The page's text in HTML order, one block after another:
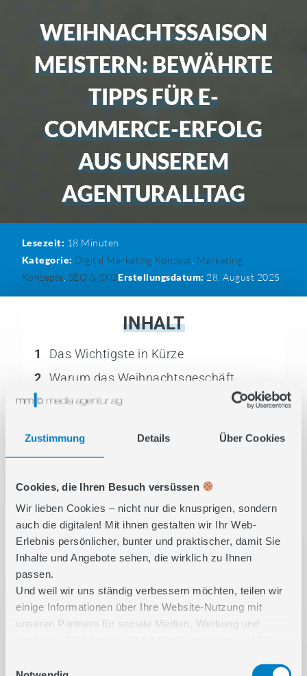
Zustimmung Details Über Cookies
Cookies, die Ihren Besuch versüssen
Wir lieben Cookies – nicht nur die knusprigen, sondern
auch die digitalen! Mit ihnen gestalten wir Ihr Web-
Erlebnis persönlicher, bunter und praktischer, damit Sie
Inhalte und Angebote sehen, die wirklich zu Ihnen
passen.
Und weil wir uns ständig verbessern möchten, teilen wir
einige Informationen über Ihre Website-Nutzung mit
unseren Partnern für soziale Medien, Werbung und
Features bieten. Unsere Partner kombinieren diese Infos
WEIHNACHTSSAISON
MEISTERN: BEWÄHRTE
TIPPS FÜR E-
COMMERCE-ERFOLG
AUS UNSEREM
AGENTURALLTAG
Lesezeit: 18 Minuten
Kategorie: Digital Marketing Konzept Marketing
Konzepte SEO & SXOErstellungsdatum: 28. August 2025
INHALT
1
Das Wichtigste in Kürze
2 Warum das Weihnachtsgeschäft
bereits im September beginnt
ROAS maximieren
sichtbar bleiben
5 Wie Sie mit KI-gestützter Strategie die
Peak Season für sich entscheiden
6
Wie gelingt die Orchestrierung über alle
Kanäle?
7 Fazit: